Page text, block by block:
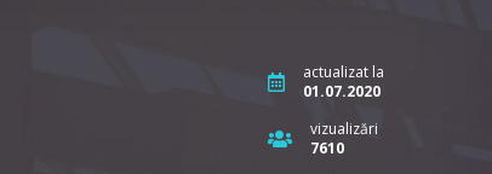
actualizat la
01.07.2020
vizualizări
7610